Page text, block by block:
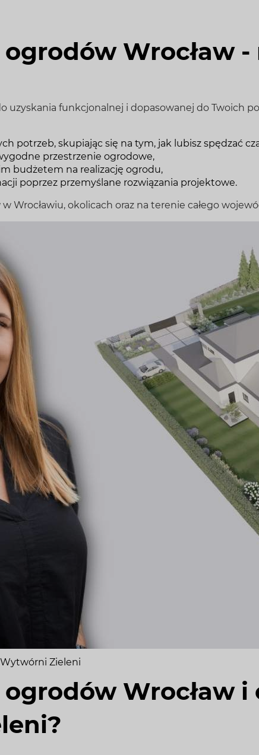
Wrocław
funkcjonalnej i dopasowanej do Twoich
potrzeb, skupiając się na tym, jak lubisz spędzać
przestrzenie ogrodowe,
budżetem na realizację ogrodu,
poprzez przemyślane rozwiązania projektowe.
okolicach oraz na terenie całego
Zieleni
Wrocław i